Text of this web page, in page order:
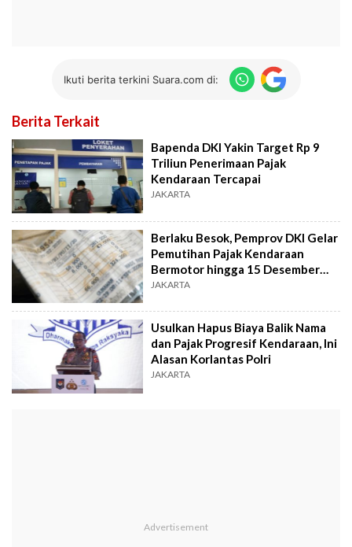
Ikuti berita terkini Suara.com di:
Berita Terkait
Bapenda DKI Yakin Target Rp 9
Triliun Penerimaan Pajak
Kendaraan Tercapai
JAKARTA
Berlaku Besok, Pemprov DKI Gelar
Pemutihan Pajak Kendaraan
Bermotor hingga 15 Desember
2022
JAKARTA
Usulkan Hapus Biaya Balik Nama
dan Pajak Progresif Kendaraan, Ini
Alasan Korlantas Polri
JAKARTA